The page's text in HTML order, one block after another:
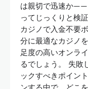
は親切で迅速か——
ってじっくりと検
カジノで入金不要
分に最適なカジノ
足度の高いオンラ
るでしょう。 失敗
ックすべきポイン